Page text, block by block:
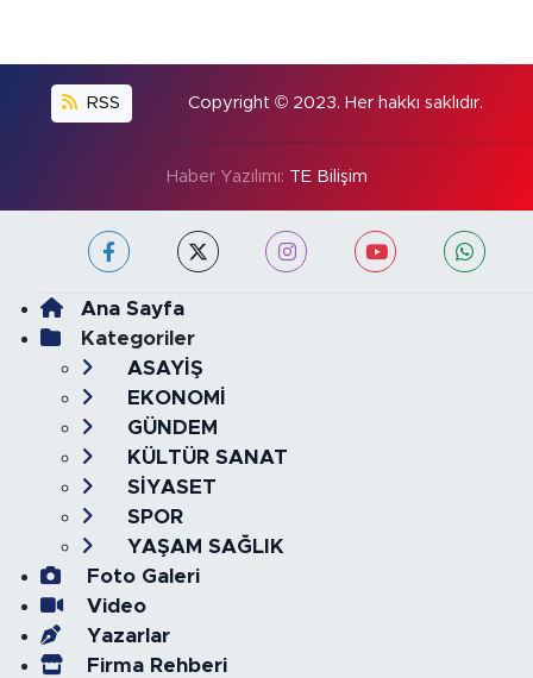
RSS Copyright © 2023. Her hakkı saklıdır.
Haber Yazılımı: TE Bilişim
Ana Sayfa
Kategoriler
ASAYİŞ
EKONOMİ
GÜNDEM
KÜLTÜR SANAT
SİYASET
SPOR
YAŞAM SAĞLIK
Foto Galeri
Video
Yazarlar
Firma Rehberi